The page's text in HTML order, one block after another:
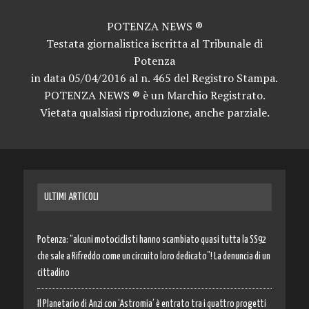
POTENZA NEWS ®
Testata giornalistica iscritta al Tribunale di
Potenza
in data 05/04/2016 al n. 465 del Registro Stampa.
POTENZA NEWS ® è un Marchio Registrato.
Vietata qualsiasi riproduzione, anche parziale.
ULTIMI ARTICOLI
Potenza: “alcuni motociclisti hanno scambiato quasi tutta la SS92
che sale a Rifreddo come un circuito loro dedicato”! La denuncia di un
cittadino
Il Planetario di Anzi con ‘Astromia’ è entrato tra i quattro progetti